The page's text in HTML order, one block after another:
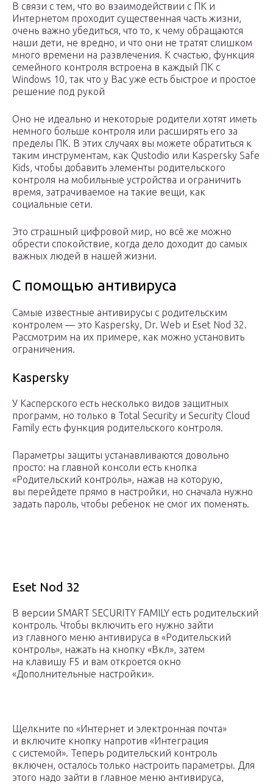
В связи с тем, что во взаимодействии с ПК и
Интернетом проходит существенная часть жизни,
очень важно убедиться, что то, к чему обращаются
наши дети, не вредно, и что они не тратят слишком
много времени на развлечения. К счастью, функция
семейного контроля встроена в каждый ПК с
Windows 10, так что у Вас уже есть быстрое и простое
решение под рукой
Оно не идеально и некоторые родители хотят иметь
немного больше контроля или расширять его за
пределы ПК. В этих случаях вы можете обратиться к
таким инструментам, как Qustodio или Kaspersky Safe
Kids, чтобы добавить элементы родительского
контроля на мобильные устройства и ограничить
время, затрачиваемое на такие вещи, как
социальные сети.
Это страшный цифровой мир, но всё же можно
обрести спокойствие, когда дело доходит до самых
важных людей в нашей жизни.
С помощью антивируса
Самые известные антивирусы с родительским
контролем — это Kaspersky, Dr. Web и Eset Nod 32.
Рассмотрим на их примере, как можно установить
ограничения.
Kaspersky
У Касперского есть несколько видов защитных
программ, но только в Total Security и Security Cloud
Family есть функция родительского контроля.
Параметры защиты устанавливаются довольно
просто: на главной консоли есть кнопка
«Родительский контроль», нажав на которую,
вы перейдете прямо в настройки, но сначала нужно
задать пароль, чтобы ребенок не смог их поменять.
Eset Nod 32
В версии SMART SECURITY FAMILY есть родительский
контроль. Чтобы включить его нужно зайти
из главного меню антивируса в «Родительский
контроль», нажать на кнопку «Вкл», затем
на клавишу F5 и вам откроется окно
«Дополнительные настройки».
Щелкните по «Интернет и электронная почта»
и включите кнопку напротив «Интеграция
с системой». Теперь родительский контроль
включен, осталось только настроить параметры. Для
этого надо зайти в главное меню антивируса,